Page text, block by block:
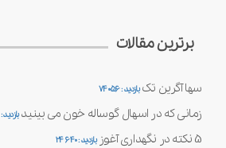
برترین مقالات
سها آگرین تک بازدید : 74056
زمانی که در اسهال گوساله خون می بینید بازدید : 54010
5 نکته در نگهداری آغوز بازدید : 24640